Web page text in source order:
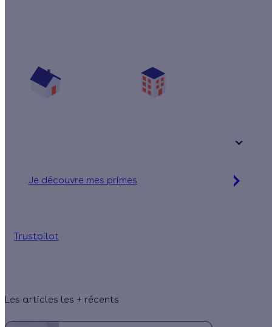
Je découvre mes primes
Trustpilot
Les articles les + récents